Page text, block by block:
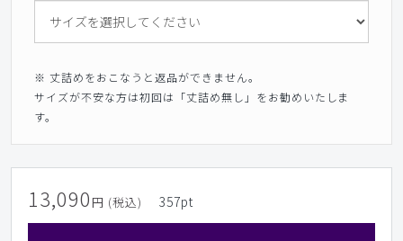
※ 丈詰めをおこなうと返品ができません。
サイズが不安な方は初回は「丈詰め無し」をお勧めいたしま
す。
13,090 円 (税込) 357pt